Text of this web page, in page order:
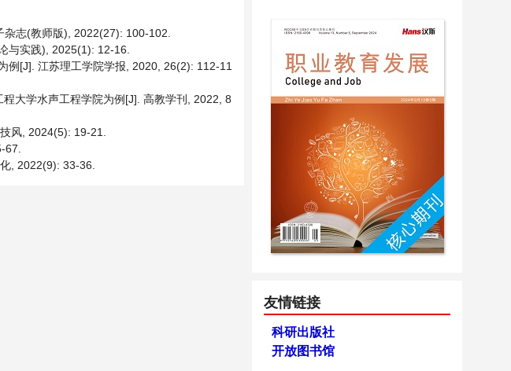
志(教师版), 2022(27): 100-102.
与实践), 2025(1): 12-16.
[J]. 江苏理工学院学报, 2020, 26(2): 112-11
大学水声工程学院为例[J]. 高教学刊, 2022, 8
风, 2024(5): 19-21.
67.
, 2022(9): 33-36.
友情链接
科研出版社
开放图书馆